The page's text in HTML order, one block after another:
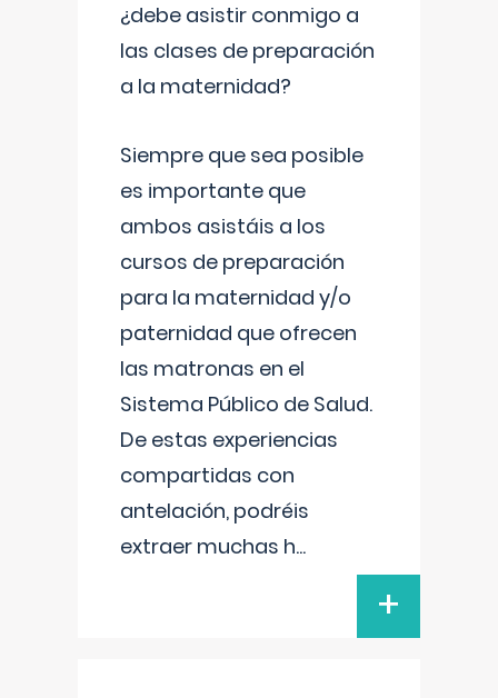
¿debe asistir conmigo a
las clases de preparación
a la maternidad?
Siempre que sea posible
es importante que
ambos asistáis a los
cursos de preparación
para la maternidad y/o
paternidad que ofrecen
las matronas en el
Sistema Público de Salud.
De estas experiencias
compartidas con
antelación, podréis
extraer muchas h...
+